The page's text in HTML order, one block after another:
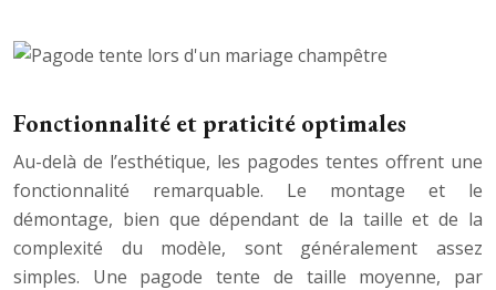
Fonctionnalité et praticité optimales
Au-delà de l’esthétique, les pagodes tentes offrent une
fonctionnalité remarquable. Le montage et le
démontage, bien que dépendant de la taille et de la
complexité du modèle, sont généralement assez
simples. Une pagode tente de taille moyenne, par